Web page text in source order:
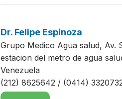
Dr. Felipe Espinoza
Grupo Medico Agua salud, Av.
estacion del metro de agua
Venezuela
(212) 8625642 / (0414)